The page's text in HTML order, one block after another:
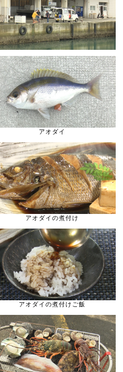
アオダイ
アオダイの煮付け
アオダイの煮付けご飯